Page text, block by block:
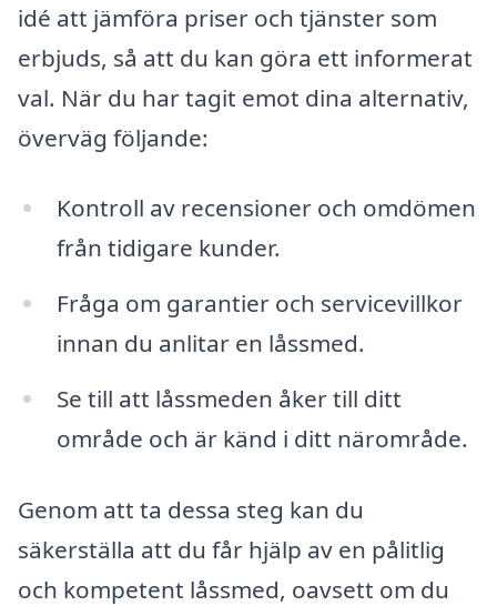
idé att jämföra priser och tjänster som
erbjuds, så att du kan göra ett informerat
val. När du har tagit emot dina alternativ,
överväg följande:
Kontroll av recensioner och omdömen
från tidigare kunder.
Fråga om garantier och servicevillkor
innan du anlitar en låssmed.
Se till att låssmeden åker till ditt
område och är känd i ditt närområde.
Genom att ta dessa steg kan du
säkerställa att du får hjälp av en pålitlig
och kompetent låssmed, oavsett om du